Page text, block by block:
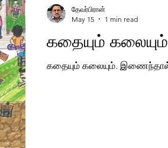
கதையும் கலையும்
கதையும் கலையும். இணைந்தால்
தேவர்பிரான்
May 15
1 min read